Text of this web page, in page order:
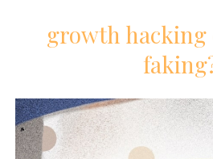
growth